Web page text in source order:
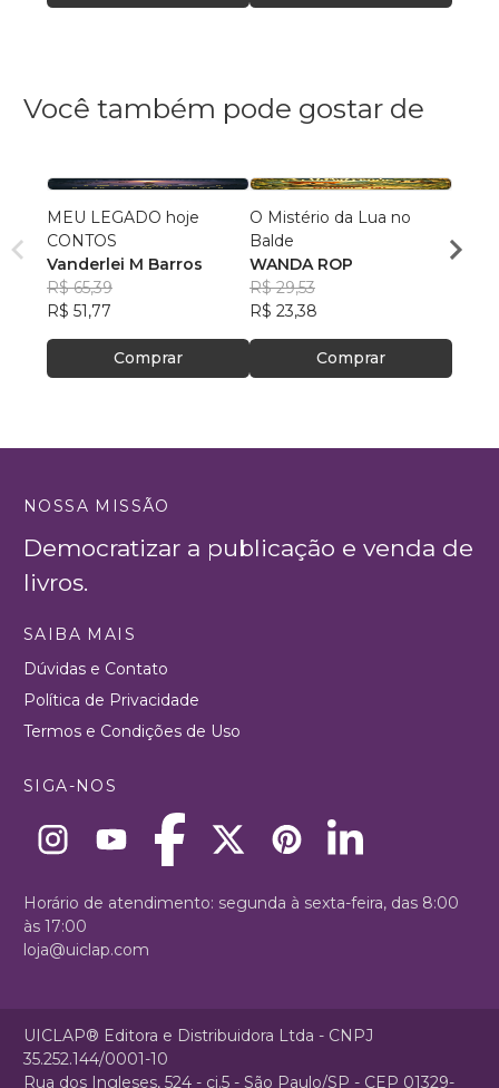
Você também pode gostar de
MEU LEGADO hoje
CONTOS
Vanderlei M Barros
R$ 65,39
R$ 51,77
Comprar
O Mistério da Lua no
Balde
WANDA ROP
R$ 29,53
R$ 23,38
Comprar
NOSSA MISSÃO
Democratizar a publicação e venda de
livros.
SAIBA MAIS
Dúvidas e Contato
Política de Privacidade
Termos e Condições de Uso
SIGA-NOS
Horário de atendimento: segunda à sexta-feira, das 8:00
às 17:00
loja@uiclap.com
UICLAP® Editora e Distribuidora Ltda - CNPJ
35.252.144/0001-10
Rua dos Ingleses, 524 - cj.5 - São Paulo/SP - CEP 01329-